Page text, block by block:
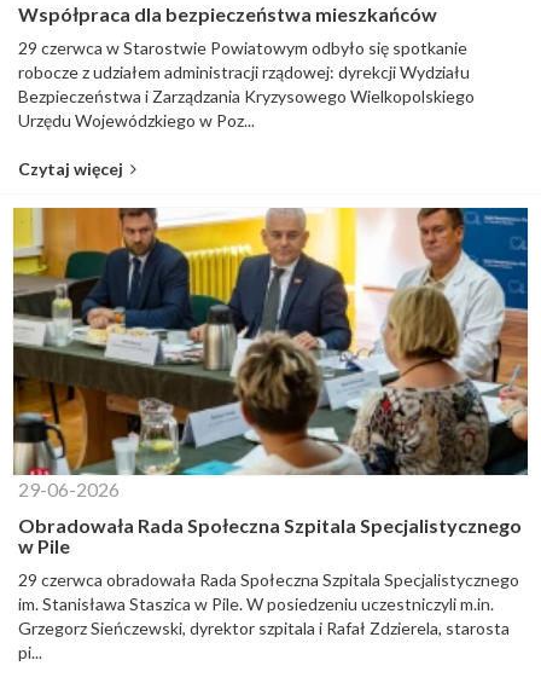
Współpraca dla bezpieczeństwa mieszkańców
29 czerwca w Starostwie Powiatowym odbyło się spotkanie
robocze z udziałem administracji rządowej: dyrekcji Wydziału
Bezpieczeństwa i Zarządzania Kryzysowego Wielkopolskiego
Urzędu Wojewódzkiego w Poz...
Czytaj więcej
29-06-2026
Obradowała Rada Społeczna Szpitala Specjalistycznego
w Pile
29 czerwca obradowała Rada Społeczna Szpitala Specjalistycznego
im. Stanisława Staszica w Pile. W posiedzeniu uczestniczyli m.in.
Grzegorz Sieńczewski, dyrektor szpitala i Rafał Zdzierela, starosta
pi...